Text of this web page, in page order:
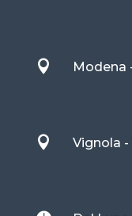
 Modena
 Vignola -